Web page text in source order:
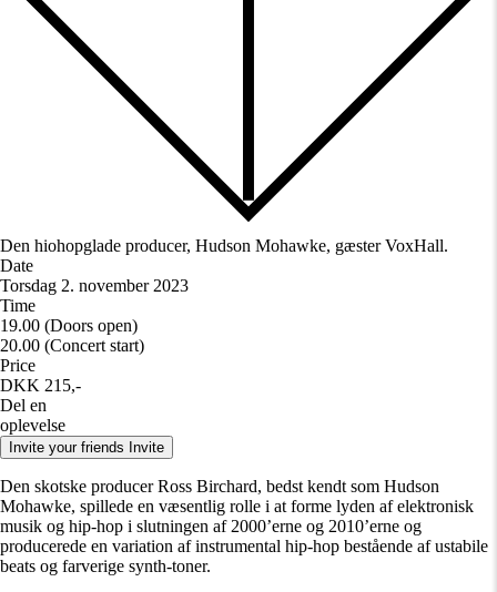
Den hiohopglade producer, Hudson Mohawke, gæster VoxHall.
Date
Torsdag 2. november 2023
Time
19.00 (Doors open)
20.00 (Concert start)
Price
DKK 215,-
Del en
oplevelse
Invite your friends Invite
Den skotske producer Ross Birchard, bedst kendt som Hudson
Mohawke, spillede en væsentlig rolle i at forme lyden af elektronisk
musik og hip-hop i slutningen af 2000’erne og 2010’erne og
producerede en variation af instrumental hip-hop bestående af ustabile
beats og farverige synth-toner.